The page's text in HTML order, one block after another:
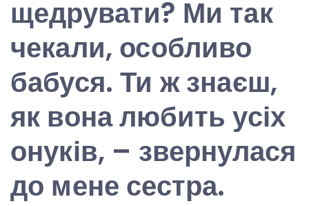
щедрувати? Ми так
чекали, особливо
бабуся. Ти ж знаєш,
як вона любить усіх
онуків, – звернулася
до мене сестра.